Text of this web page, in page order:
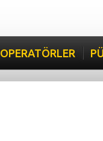
OPERATÖRLER